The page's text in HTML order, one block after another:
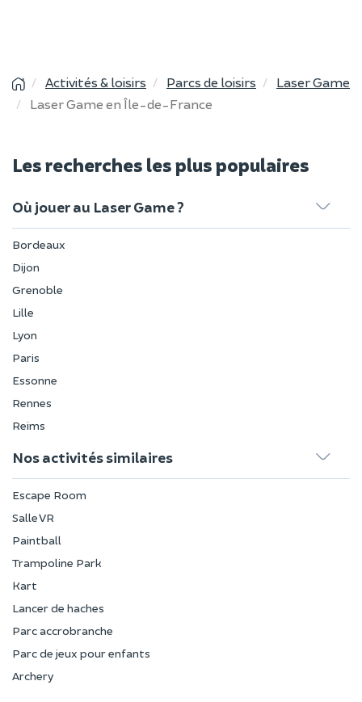
Activités & loisirs Parcs de loisirs
Laser Game
Laser Game en Île-de-France
Les recherches les plus populaires
Où jouer au Laser Game ?
Bordeaux
Dijon
Grenoble
Lille
Lyon
Paris
Essonne
Rennes
Reims
Nos activités similaires
Escape Room
Salle VR
Paintball
Trampoline Park
Kart
Lancer de haches
Parc accrobranche
Parc de jeux pour enfants
Archery